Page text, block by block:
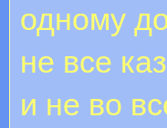
одному
не все
и не во